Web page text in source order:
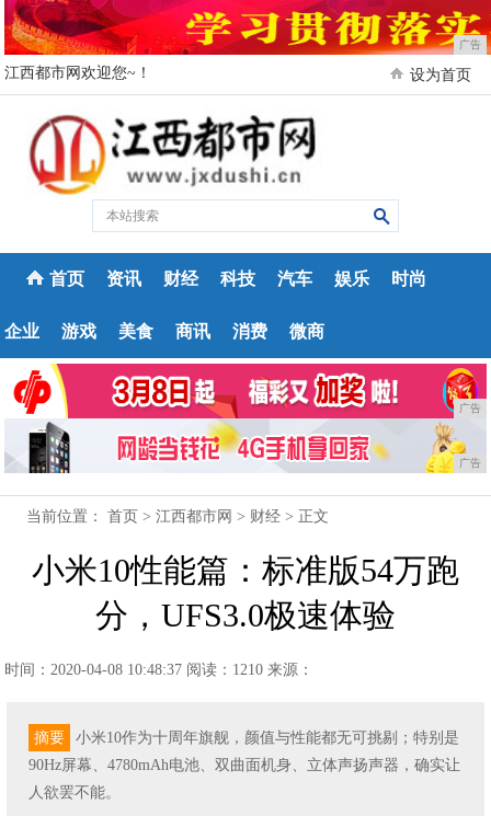
广告
江西都市网欢迎您~！ 设为首页
首页 资讯 财经 科技 汽车 娱乐 时尚
企业 游戏 美食 商讯 消费 微商
广告
广告
当前位置：首页 >江西都市网 > 财经 > 正文
小米10性能篇：标准版54万跑
分，UFS3.0极速体验
时间：2020-04-08 10:48:37 阅读：1210 来源：
摘要
小米10作为十周年旗舰，颜值与性能都无可挑剔；特别是
90Hz屏幕、4780mAh电池、双曲面机身、立体声扬声器，确实让
人欲罢不能。